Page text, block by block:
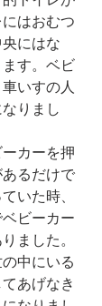
はおむつ
にはな
す。ベビ
いすの人
りまし
カーを押
るだけで
いた時、
ビーカー
ました。
中にいる
あげなき